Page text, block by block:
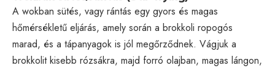
A wokban sütés, vagy rántás egy gyors és magas
hőmérsékletű eljárás, amely során a brokkoli ropogós
marad, és a tápanyagok is jól megőrződnek. Vágjuk a
brokkolit kisebb rózsákra, majd forró olajban, magas lángon,